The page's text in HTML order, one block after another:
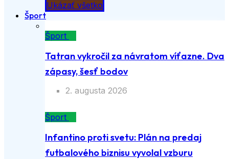
Ukázať všetko
Šport
Šport
Tatran vykročil za návratom víťazne. Dva
zápasy, šesť bodov
2. augusta 2026
Šport
Infantino proti svetu: Plán na predaj
futbalového biznisu vyvolal vzburu